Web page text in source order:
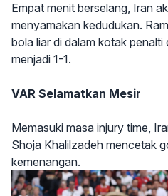
Empat menit berselang, Iran
menyamakan kedudukan.
bola liar di dalam kotak
menjadi 1-1.
VAR Selamatkan Mesir
Memasuki masa injury time,
Shoja Khalilzadeh mencetak
kemenangan.